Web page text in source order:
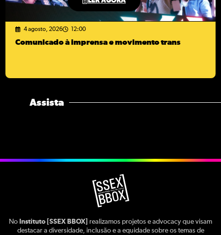
4 agosto, 2026 12:00
Comunicado à imprensa e movimento trans
Assista
No Instituto [SSEX BBOX]
realizamos projetos e advocacy que visam
destacar a diversidade, inclusão e a equidade sobre os temas de